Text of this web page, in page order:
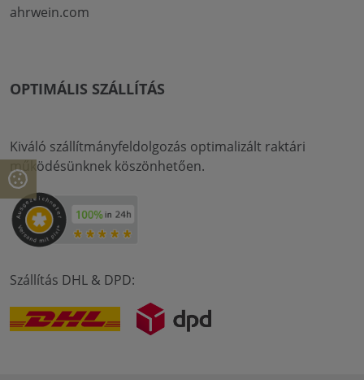
ahrwein.com
OPTIMÁLIS SZÁLLÍTÁS
Kiváló szállítmányfeldolgozás optimalizált raktári
működésünknek köszönhetően.
Szállítás DHL & DPD: